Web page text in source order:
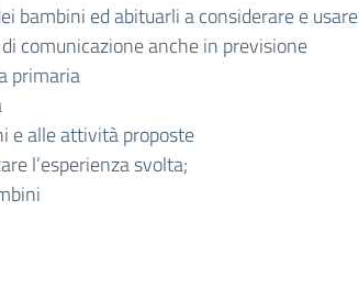
bambini ed abituarli a considerare e usare
comunicazione anche in previsione
primaria
e alle attività proposte
l’esperienza svolta;